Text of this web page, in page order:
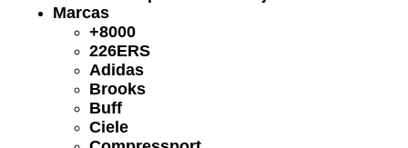
Marcas
+8000
226ERS
Adidas
Brooks
Buff
Ciele